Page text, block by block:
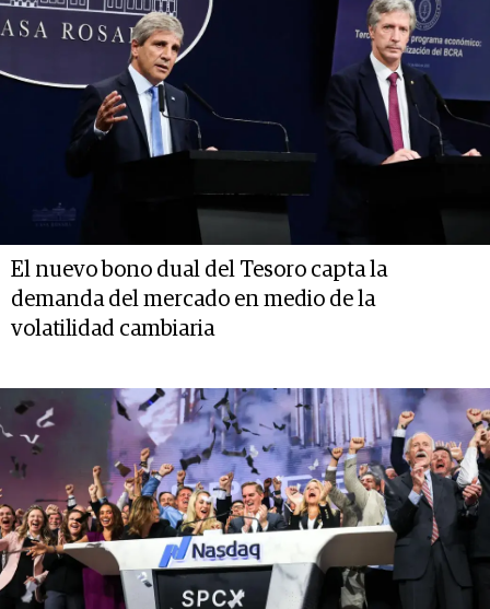
El nuevo bono dual del Tesoro capta la
demanda del mercado en medio de la
volatilidad cambiaria